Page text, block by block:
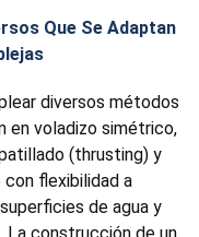
Que Se Adaptan
diversos métodos
en voladizo simétrico,
(thrusting) y
flexibilidad a
de agua y